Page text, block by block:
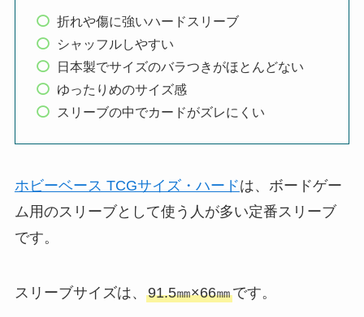
折れや傷に強いハードスリーブ
シャッフルしやすい
日本製でサイズのバラつきがほとんどない
ゆったりめのサイズ感
スリーブの中でカードがズレにくい
ホビーベース TCGサイズ・ハードは、ボードゲー
ム用のスリーブとして使う人が多い定番スリーブ
です。
スリーブサイズは、 91.5㎜×66㎜です。